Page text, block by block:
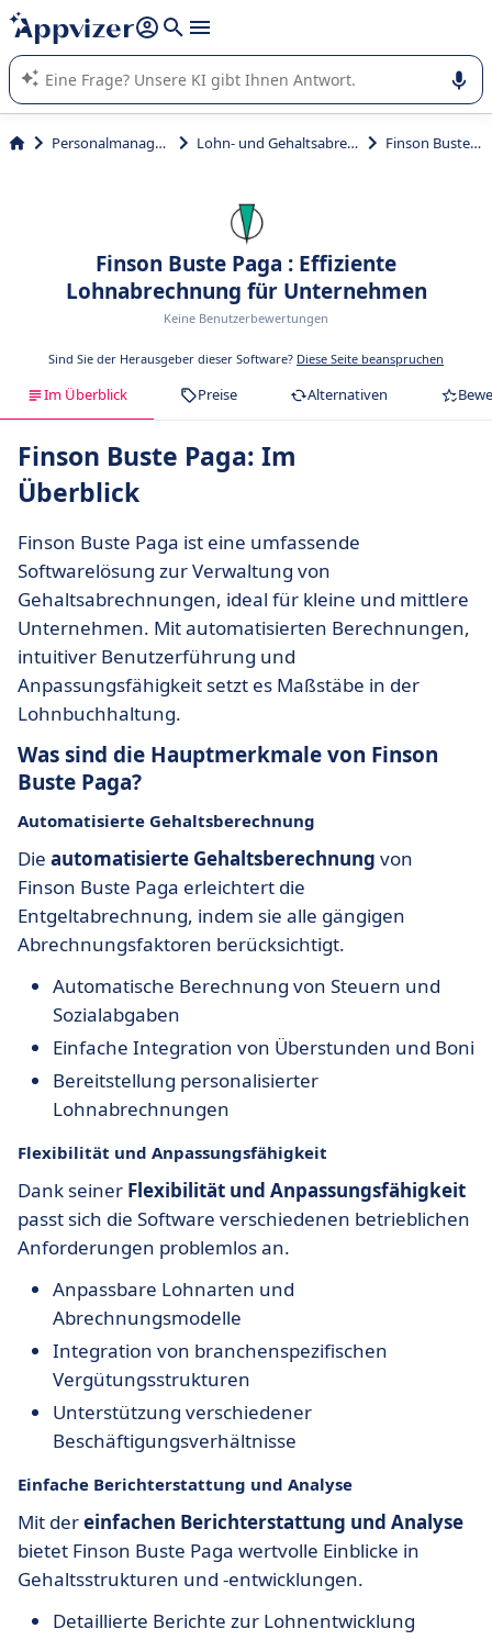
beantworten (mehrere Zeilen mit
Die KI von Appvizer führt Sie bei der Nutzung oder Auswahl
von SaaS-Software in Unternehmen.
Personalmanagement Lohn- und Gehaltsabrechnung Finson Buste Paga
Finson Buste Paga : Effiziente
Lohnabrechnung für Unternehmen
Keine Benutzerbewertungen
Sind Sie der Herausgeber dieser Software? Diese Seite beanspruchen
Im Überblick Preise Alternativen
Finson Buste Paga: Im
Überblick
Finson Buste Paga ist eine umfassende
Softwarelösung zur Verwaltung von
Gehaltsabrechnungen, ideal für kleine und mittlere
Unternehmen. Mit automatisierten Berechnungen,
intuitiver Benutzerführung und
Anpassungsfähigkeit setzt es Maßstäbe in der
Lohnbuchhaltung.
Was sind die Hauptmerkmale von Finson
Buste Paga?
Automatisierte Gehaltsberechnung
Die automatisierte Gehaltsberechnung von
Finson Buste Paga erleichtert die
Entgeltabrechnung, indem sie alle gängigen
Abrechnungsfaktoren berücksichtigt.
Automatische Berechnung von Steuern und
Sozialabgaben
Einfache Integration von Überstunden und Boni
Bereitstellung personalisierter
Lohnabrechnungen
Flexibilität und Anpassungsfähigkeit
Dank seiner Flexibilität und Anpassungsfähigkeit
passt sich die Software verschiedenen betrieblichen
Anforderungen problemlos an.
Anpassbare Lohnarten und
Abrechnungsmodelle
Integration von branchenspezifischen
Vergütungsstrukturen
Unterstützung verschiedener
Beschäftigungsverhältnisse
Einfache Berichterstattung und Analyse
Mit dereinfachen Berichterstattung und Analyse
bietet Finson Buste Paga wertvolle Einblicke in
Gehaltsstrukturen und -entwicklungen.
Detaillierte Berichte zur Lohnentwicklung